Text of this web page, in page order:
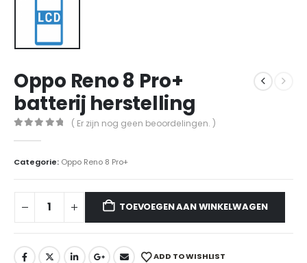
Oppo Reno 8 Pro+
batterij herstelling
( Er zijn nog geen beoordelingen. )
Categorie: Oppo Reno 8 Pro+
TOEVOEGEN AAN WINKELWAGEN
ADD TO WISHLIST